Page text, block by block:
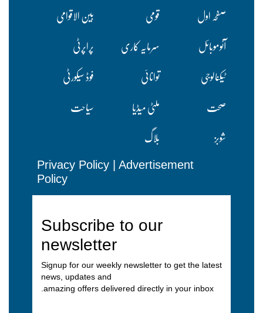
صفحہ اول قومی
بین الاقوامی
آٹوموبائل
سرمایہ کاری
پراپرٹی
ٹیکنالوجی
توانائی
فوڈ سیکورٹی
صحت
ملٹی میڈیا
سیاحت
شوبز
بلاگ
Privacy Policy
Advertisement
Policy
Subscribe to our
newsletter
Signup for our weekly newsletter to get the latest
news, updates and
amazing offers delivered directly in your inbox.